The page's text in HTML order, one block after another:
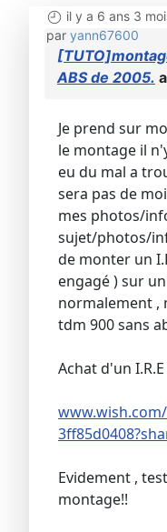
il y a 6 ans 3
par yann67600
ABS de 2005.
Je prend sur
le montage il
eu du mal a
sera pas de
mes photos/
sujet/photos/
de monter un
engagé ) sur
normalement ,
tdm 900 sans
Achat d'un
Evidement ,
montage!!